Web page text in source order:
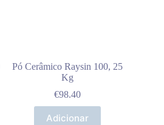
Pó Cerâmico Raysin 100, 25
Kg
€98.40
Adicionar